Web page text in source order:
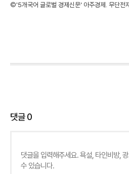
©'5개국어 글로벌 경제신문' 아주경제. 무단전
댓글0